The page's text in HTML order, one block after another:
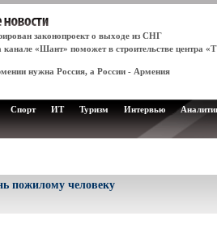
законопроект о выходе из СНГ
канале «Шант» поможет в строительстве центра
нужна Россия, а России - Армения
Спорт ИТ Туризм Интервью
пожилому человеку